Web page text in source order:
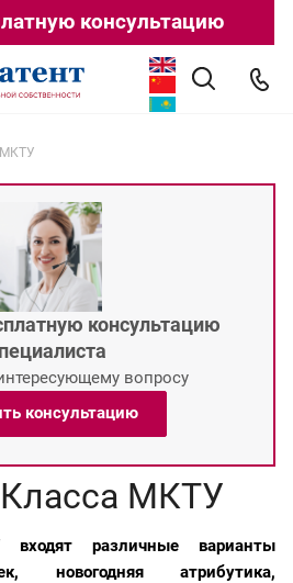
консультацию
МКТУ
консультацию
вопросу
консультацию
МКТУ
различные варианты
новогодняя атрибутика,